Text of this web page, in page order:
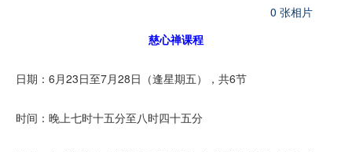
0 张相片
慈心禅课程
日期：6月23日至7月28日（逢星期五），共6节
时间：晚上七时十五分至八时四十五分